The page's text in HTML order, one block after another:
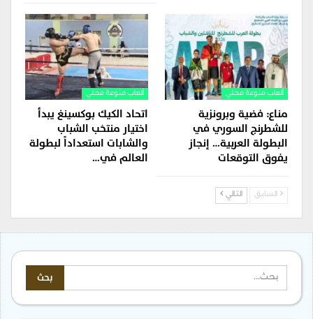
ألعاب منوعة محلي
مناع: فضية وبرونزية
للشطرنج السوري في
البطولة العربية… إنجاز
يفوق التوقعات
ألعاب منوعة محلي
اتحاد الكيك بوكسينغ يبدأ
اختيار منتخب الشباب
والشابات استعداداً لبطولة
العالم في…
السابق التالي